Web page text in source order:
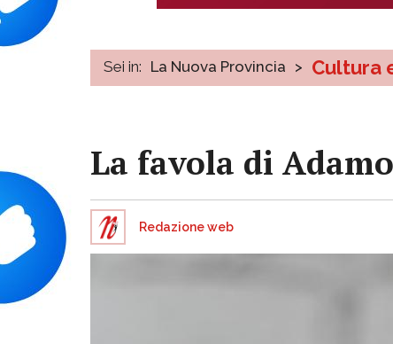
Sei in: La Nuova Provincia > Cultura
La favola di
Redazione web